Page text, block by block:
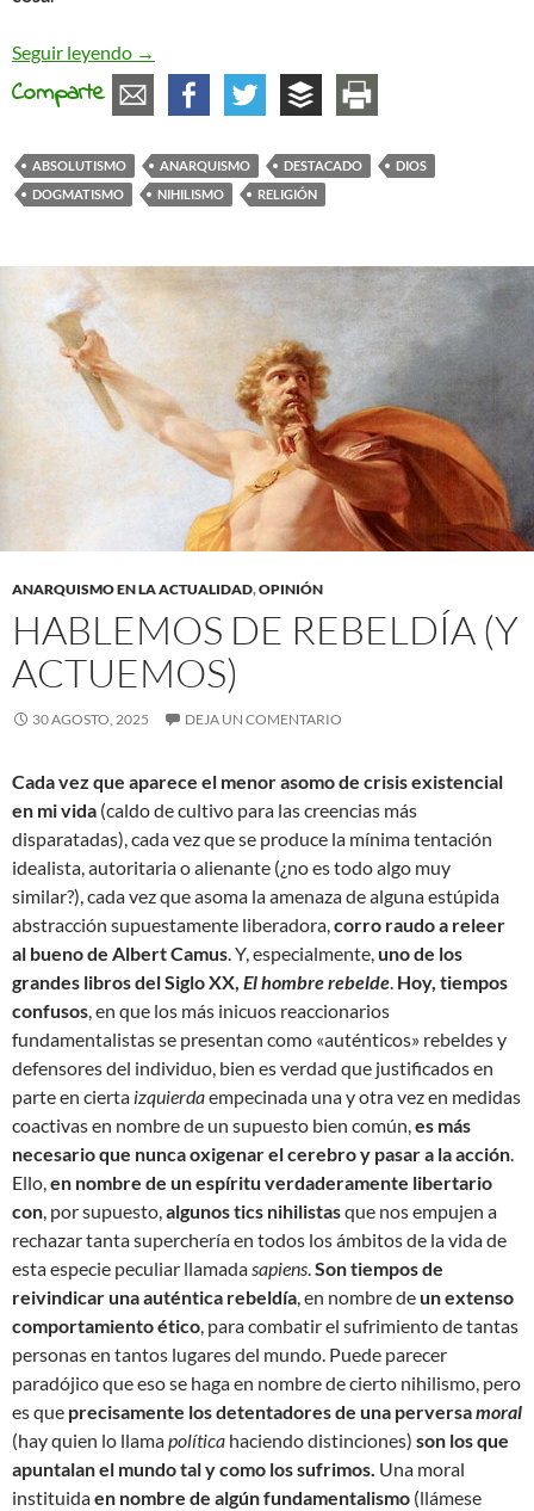
Seguir leyendo Adios a Dios (y a cualquier otro concepto
→
Comparte
ABSOLUTISMO ANARQUISMO DESTACADO
DIOS
DOGMATISMO
NIHILISMO RELIGIÓN
ANARQUISMO EN LA ACTUALIDAD,OPINIÓN
HABLEMOS DE REBELDÍA (Y
ACTUEMOS)
30 AGOSTO, 2025 DEJA UN COMENTARIO
Cada vez que aparece el menor asomo de crisis existencial
en mi vida (caldo de cultivo para las creencias más
disparatadas), cada vez que se produce la mínima tentación
idealista, autoritaria o alienante (¿no es todo algo muy
similar?), cada vez que asoma la amenaza de alguna estúpida
abstracción supuestamente liberadora,corro raudo a releer
al bueno de Albert Camus. Y, especialmente,uno de los
grandes libros del Siglo XX, El hombre rebelde. Hoy, tiempos
confusos, en que los más inicuos reaccionarios
fundamentalistas se presentan como «auténticos» rebeldes y
defensores del individuo, bien es verdad que justificados en
parte en cierta izquierdaempecinada una y otra vez en medidas
coactivas en nombre de un supuesto bien común,es más
necesario que nunca oxigenar el cerebro y pasar a la acción.
Ello,en nombre de un espíritu verdaderamente libertario
con, por supuesto,algunos tics nihilistasque nos empujen a
rechazar tanta superchería en todos los ámbitos de la vida de
esta especie peculiar llamadasapiens.Son tiempos de
reivindicar una auténtica rebeldía, en nombre deun extenso
comportamiento ético, para combatir el sufrimiento de tantas
personas en tantos lugares del mundo. Puede parecer
paradójico que eso se haga en nombre de cierto nihilismo, pero
es que precisamente los detentadores de una perversamoral
(hay quien lo llamapolítica haciendo distinciones) son los que
apuntalan el mundo tal y como los sufrimos. Una moral
instituidaen nombre de algún fundamentalismo (llámese